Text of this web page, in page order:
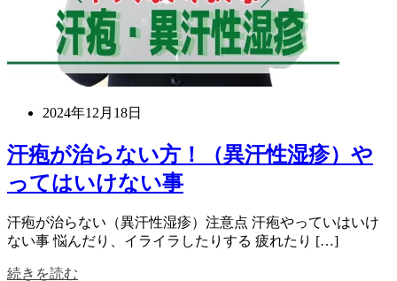
2024年12月18日
汗疱が治らない方！（異汗性湿疹）や
ってはいけない事
汗疱が治らない（異汗性湿疹）注意点 汗疱やっていはいけ
ない事 悩んだり、イライラしたりする 疲れたり […]
続きを読む